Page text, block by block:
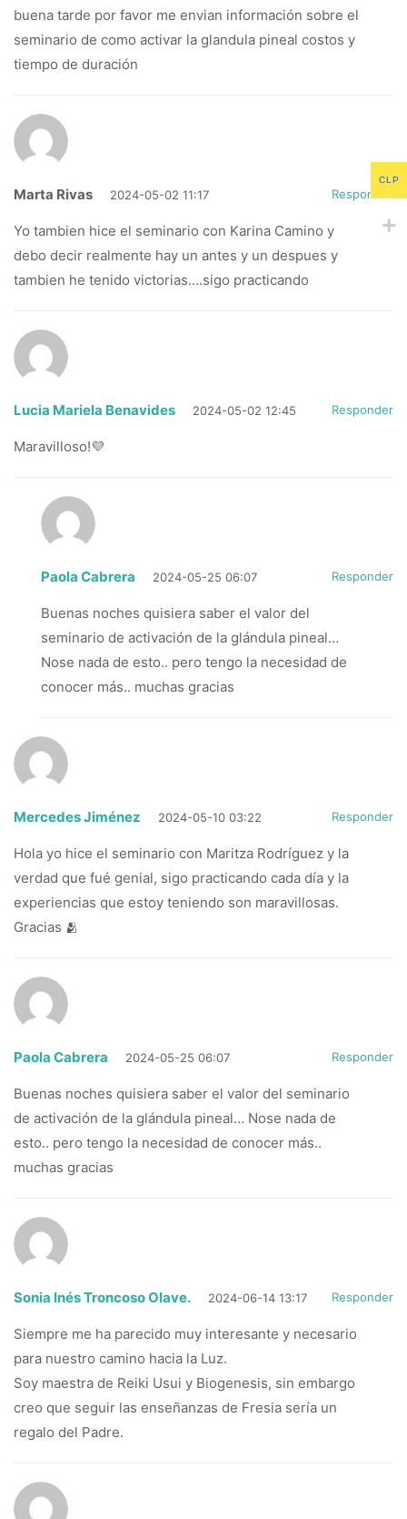
buena tarde por favor me envian información sobre el
seminario de como activar la glandula pineal costos y
tiempo de duración
Marta Rivas 2024-05-02 11:17 Responder
Yo tambien hice el seminario con Karina Camino y
debo decir realmente hay un antes y un despues y
tambien he tenido victorias….sigo practicando
Lucia Mariela Benavides 2024-05-02 12:45 Responder
Maravilloso!💜
Paola Cabrera 2024-05-25 06:07 Responder
Buenas noches quisiera saber el valor del
seminario de activación de la glándula pineal…
Nose nada de esto.. pero tengo la necesidad de
conocer más.. muchas gracias
Mercedes Jiménez 2024-05-10 03:22 Responder
Hola yo hice el seminario con Maritza Rodríguez y la
verdad que fué genial, sigo practicando cada día y la
experiencias que estoy teniendo son maravillosas.
Gracias 🫂
Paola Cabrera 2024-05-25 06:07 Responder
Buenas noches quisiera saber el valor del seminario
de activación de la glándula pineal… Nose nada de
esto.. pero tengo la necesidad de conocer más..
muchas gracias
Sonia Inés Troncoso Olave. 2024-06-14 13:17 Responder
Siempre me ha parecido muy interesante y necesario
para nuestro camino hacia la Luz.
Soy maestra de Reiki Usui y Biogenesis, sin embargo
creo que seguir las enseñanzas de Fresia sería un
regalo del Padre.
CLP